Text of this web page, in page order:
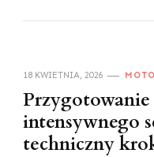
18 KWIETNIA, 2026
intensywnego
techniczny